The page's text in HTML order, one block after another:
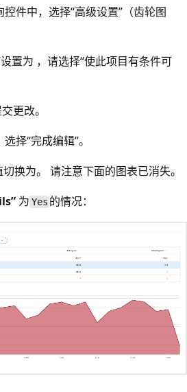
件中，选择“高级设置”（齿轮图
置为 ，请选择“使此项目有条件可
更改。
择“完成编辑”。
换为。 请注意下面的图表已消失。
为 Yes 的情况：